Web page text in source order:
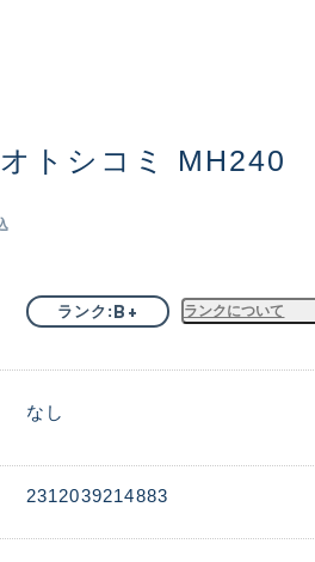
トシコミ MH240
ランク B+ ランクについて
なし
2312039214883